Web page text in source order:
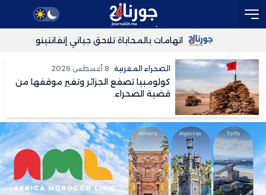
اتهامات بالمحاباة تلاحق جياني إنفانتينو بشأن
فرقاطتا «سانتا ماريا» الصحراء المغربية 8 أغسطس 2026
كولومبيا تصفع الجزائر وتغير موقفها من
قضية الصحراء.